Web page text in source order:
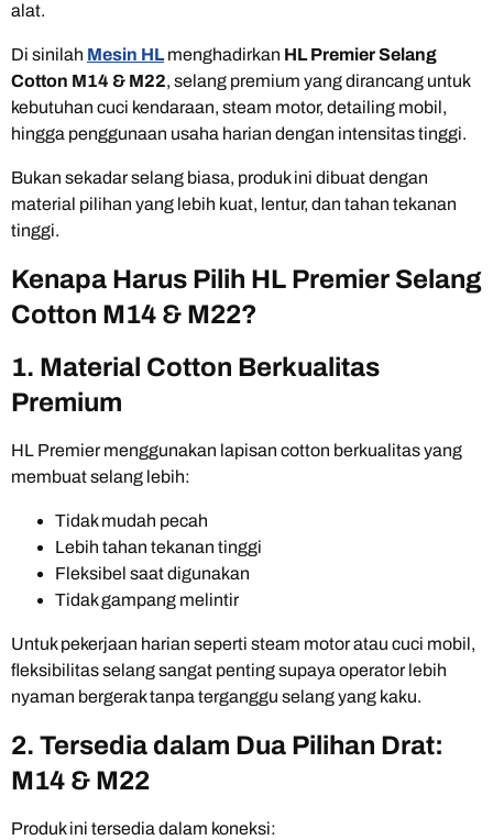
alat.
Di sinilah Mesin HLmenghadirkan HL Premier Selang
Cotton M14 & M22, selang premium yang dirancang untuk
kebutuhan cuci kendaraan, steam motor, detailing mobil,
hingga penggunaan usaha harian dengan intensitas tinggi.
Bukan sekadar selang biasa, produk ini dibuat dengan
material pilihan yang lebih kuat, lentur, dan tahan tekanan
tinggi.
Kenapa Harus Pilih HL Premier Selang
Cotton M14 & M22?
1. Material Cotton Berkualitas
Premium
HL Premier menggunakan lapisan cotton berkualitas yang
membuat selang lebih:
Tidak mudah pecah
Lebih tahan tekanan tinggi
Fleksibel saat digunakan
Tidak gampang melintir
Untuk pekerjaan harian seperti steam motor atau cuci mobil,
fleksibilitas selang sangat penting supaya operator lebih
nyaman bergerak tanpa terganggu selang yang kaku.
2. Tersedia dalam Dua Pilihan Drat:
M14 & M22
Produk ini tersedia dalam koneksi: